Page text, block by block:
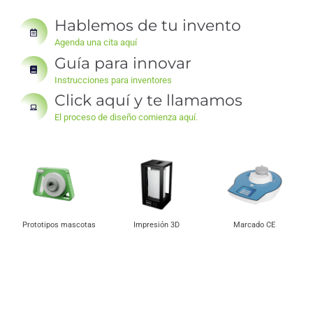
Hablemos de tu invento
Agenda una cita aquí
Guía para innovar
Instrucciones para inventores
Click aquí y te llamamos
El proceso de diseño comienza aquí.
Impresión 3D Marcado CE Mecanizado